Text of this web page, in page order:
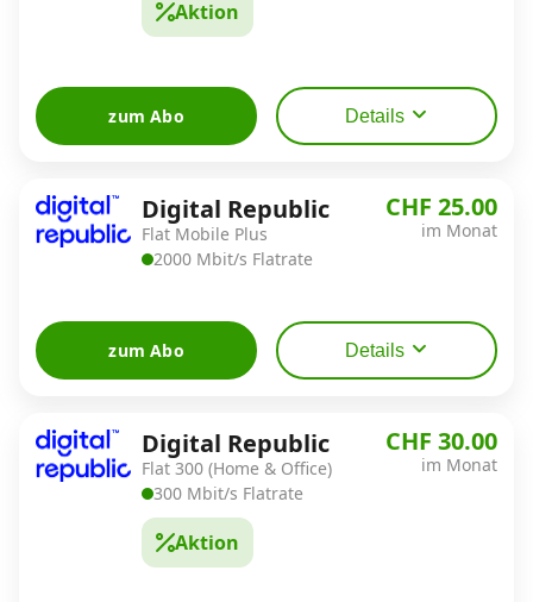
Aktion
zum Abo Details
Digital Republic
Flat Mobile Plus
2000 Mbit/s Flatrate
CHF 25.00
im Monat
zum Abo Details
Digital Republic
Flat 300 (Home & Office)
300 Mbit/s Flatrate
Aktion
CHF 30.00
im Monat